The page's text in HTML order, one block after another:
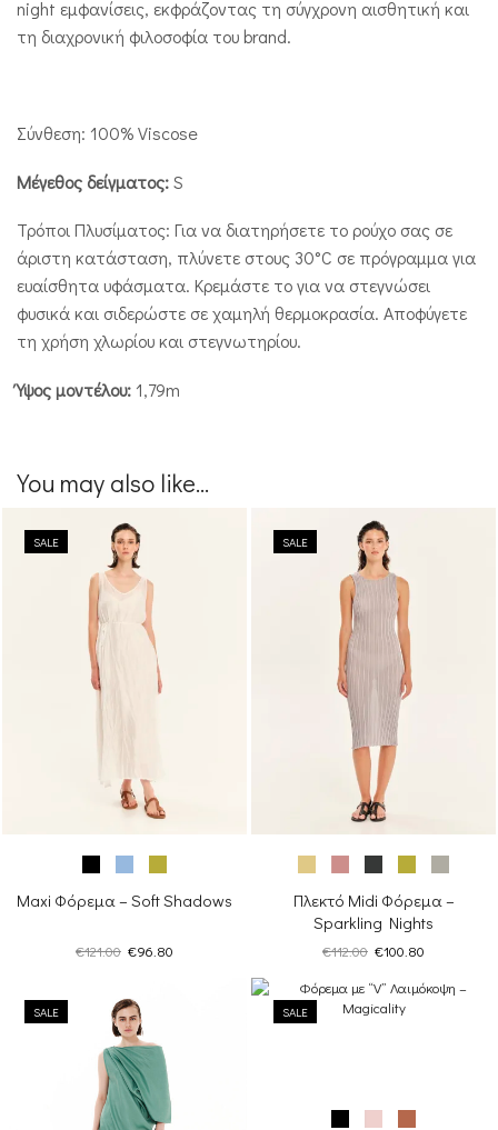
night εμφανίσεις, εκφράζοντας τη σύγχρονη αισθητική και
τη διαχρονική φιλοσοφία του brand.
Σύνθεση: 100% Viscose
Μέγεθος δείγματος:S
Τρόποι Πλυσίματος: Για να διατηρήσετε το ρούχο σας σε
άριστη κατάσταση, πλύνετε στους 30°C σε πρόγραμμα για
ευαίσθητα υφάσματα. Κρεμάστε το για να στεγνώσει
φυσικά και σιδερώστε σε χαμηλή θερμοκρασία. Αποφύγετε
τη χρήση χλωρίου και στεγνωτηρίου.
Ύψος μοντέλου: 1,79m
You may also like...
SALE
Maxi Φόρεμα – Soft Shadows
€121.00 Original
€121.00.
€96.80
SALE
Πλεκτό Midi Φόρεμα –
Sparkling Nights
€112.00 Original
was:
€112.00.
€100.80
τιμή
SALE SALE